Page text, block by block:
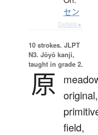
セン
Details ▸
10 strokes. JLPT
N3. Jōyō kanji,
taught in grade 2.
原 original,
field,